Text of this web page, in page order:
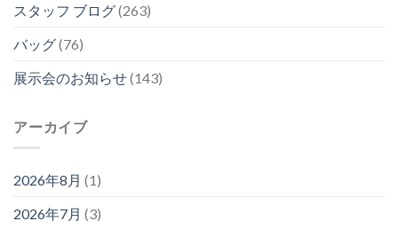
スタッフ ブログ(263)
バッグ(76)
展示会のお知らせ(143)
アーカイブ
2026年8月 (1)
2026年7月 (3)